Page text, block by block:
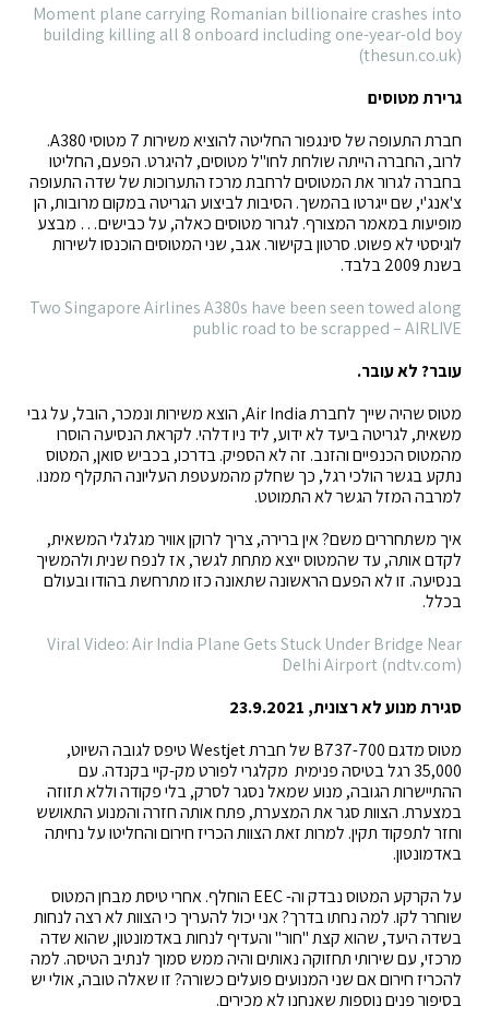
Moment plane carrying Romanian billionaire crashes into
building killing all 8 onboard including one-year-old boy
(thesun.co.uk)
גרירת מטוסים
חברת התעופה של סינגפור החליטה להוציא משירות 7 מטוסי A380.
לרוב, החברה הייתה שולחת לחו"ל מטוסים, להיגרט. הפעם, החליטו
בחברה לגרור את המטוסים לרחבת מרכז התערוכות של שדה התעופה
צ'אנג'י, שם ייגרטו בהמשך. הסיבות לביצוע הגריטה במקום מרובות, הן
מופיעות במאמר המצורף. לגרור מטוסים כאלה, על כבישים… מבצע
לוגיסטי לא פשוט. סרטון בקישור. אגב, שני המטוסים הוכנסו לשירות
בשנת 2009 בלבד.
Two Singapore Airlines A380s have been seen towed along
public road to be scrapped – AIRLIVE
עובר? לא עובר.
מטוס שהיה שייך לחברת Air India, הוצא משירות ונמכר, הובל, על גבי
משאית, לגריטה ביעד לא ידוע, ליד ניו דלהי. לקראת הנסיעה הוסרו
מהמטוס הכנפיים והזנב. זה לא הספיק. בדרכו, בכביש סואן, המטוס
נתקע בגשר הולכי רגל, כך שחלק מהמעטפת העליונה התקלף ממנו.
למרבה המזל הגשר לא התמוטט.
איך משתחררים משם? אין ברירה, צריך לרוקן אוויר מגלגלי המשאית,
לקדם אותה, עד שהמטוס ייצא מתחת לגשר, אז לנפח שנית ולהמשיך
בנסיעה. זו לא הפעם הראשונה שתאונה כזו מתרחשת בהודו ובעולם
בכלל.
Viral Video: Air India Plane Gets Stuck Under Bridge Near
Delhi Airport (ndtv.com)
סגירת מנוע לא רצונית, 23.9.2021
מטוס מדגם B737-700 של חברת Westjet טיפס לגובה השיוט,
35,000 רגל בטיסה פנימית מקלגרי לפורט מק-קיי בקנדה. עם
ההתיישרות הגובה, מנוע שמאל נסגר לסרק, בלי פקודה וללא תזוזה
במצערת. הצוות סגר את המצערת, פתח אותה חזרה והמנוע התאושש
וחזר לתפקוד תקין. למרות זאת הצוות הכריז חירום והחליטו על נחיתה
באדמונטון.
על הקרקע המטוס נבדק וה- EEC הוחלף. אחרי טיסת מבחן המטוס
שוחרר לקו. למה נחתו בדרך? אני יכול להעריך כי הצוות לא רצה לנחות
בשדה היעד, שהוא קצת "חור" והעדיף לנחות באדמונטון, שהוא שדה
מרכזי, עם שירותי תחזוקה נאותים והיה ממש סמוך לנתיב הטיסה. למה
להכריז חירום אם שני המנועים פועלים כשורה? זו שאלה טובה, אולי יש
בסיפור פנים נוספות שאנחנו לא מכירים.